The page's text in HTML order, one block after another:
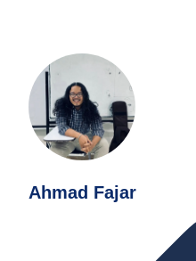
Ahmad Fajar